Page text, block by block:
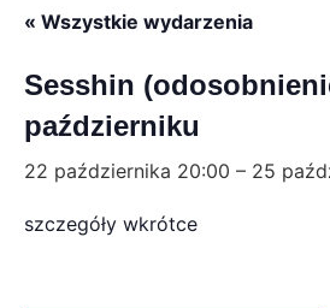
« Wszystkie wydarzenia
Sesshin
październiku
22 października 20:00 – 25
szczegóły wkrótce